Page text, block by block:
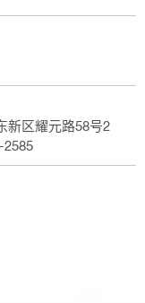
新区耀元路58号2
2585